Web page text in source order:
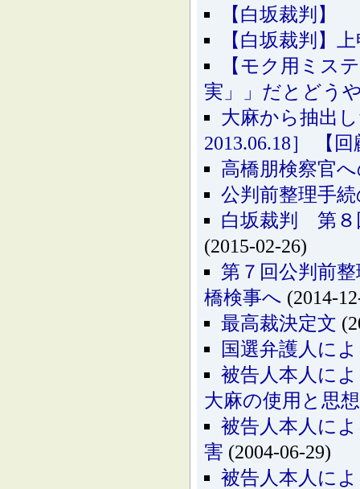
【白坂裁判】
【白坂裁判】
【モク用ミス
実」」だとどう
大麻から抽出
2013.06.18］ 【
高橋朋検察官
公判前整理手
白坂裁判 第８
(2015-02-26)
第７回公判前
橋検事へ (2014-
最高裁決定文
国選弁護人に
被告人本人に
大麻の使用と思
被告人本人に
害 (2004-06-29)
被告人本人に